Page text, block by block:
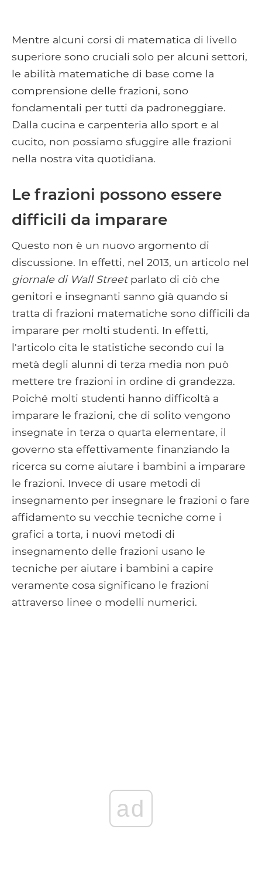
Mentre alcuni corsi di matematica di livello
superiore sono cruciali solo per alcuni settori,
le abilità matematiche di base come la
comprensione delle frazioni, sono
fondamentali per tutti da padroneggiare.
Dalla cucina e carpenteria allo sport e al
cucito, non possiamo sfuggire alle frazioni
nella nostra vita quotidiana.
Le frazioni possono essere
difficili da imparare
Questo non è un nuovo argomento di
discussione. In effetti, nel 2013, un articolo nel
giornale di Wall Streetparlato di ciò che
genitori e insegnanti sanno già quando si
tratta di frazioni matematiche sono difficili da
imparare per molti studenti. In effetti,
l'articolo cita le statistiche secondo cui la
metà degli alunni di terza media non può
mettere tre frazioni in ordine di grandezza.
Poiché molti studenti hanno difficoltà a
imparare le frazioni, che di solito vengono
insegnate in terza o quarta elementare, il
governo sta effettivamente finanziando la
ricerca su come aiutare i bambini a imparare
le frazioni. Invece di usare metodi di
insegnamento per insegnare le frazioni o fare
affidamento su vecchie tecniche come i
grafici a torta, i nuovi metodi di
insegnamento delle frazioni usano le
tecniche per aiutare i bambini a capire
veramente cosa significano le frazioni
attraverso linee o modelli numerici.
ad